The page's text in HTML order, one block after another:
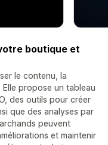
boutique et
le contenu, la
propose un tableau
des outils pour créer
que des analyses par
peuvent
et maintenir